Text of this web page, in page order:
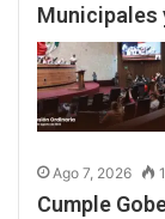
Municipales
Ago 7, 2026
Cumple